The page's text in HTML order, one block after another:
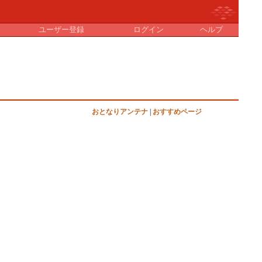
ユーザー登録 ログイン ヘルプ
おとなりアンテナ| おすすめページ